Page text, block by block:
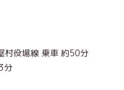
村役場線 乗車 約50分
分